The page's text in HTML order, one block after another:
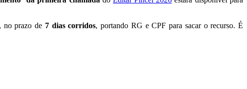
no prazo de 7 dias corridos, portando RG e CPF para sacar o recurso. É